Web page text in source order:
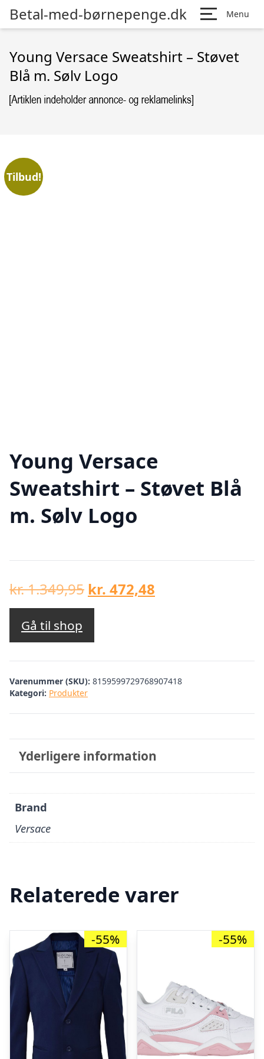
Betal-med-børnepenge.dk Menu
Young Versace Sweatshirt – Støvet
Blå m. Sølv Logo
Tilbud!
Young Versace
Sweatshirt – Støvet Blå
m. Sølv Logo
kr.1.349,95 Den
oprindelige
var:
kr. 1.349,95.
kr. 472,48
kr. 472,48.
Gå til shop
Varenummer (SKU): 8159599729768907418
Kategori: Produkter
Yderligere information
Brand
Versace
Relaterede varer
-55% -55%